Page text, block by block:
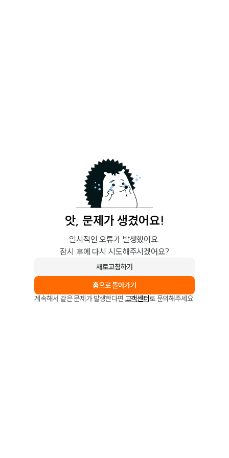
앗, 문제가 생겼어요!
일시적인 오류가 발생했어요.
잠시 후에 다시 시도해주시겠어요?
새로고침하기
홈으로 돌아가기
계속해서 같은 문제가 발생한다면 고객센터로 문의해주세요.